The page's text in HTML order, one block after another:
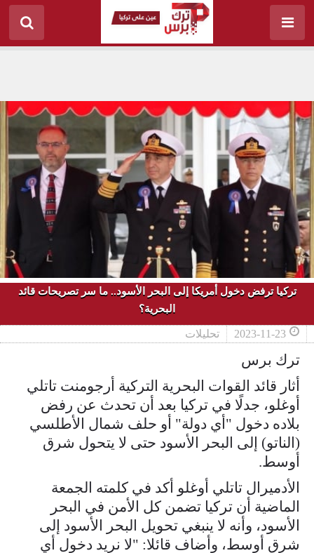
تركيا ترفض دخول أمريكا إلى البحر الأسود.. ما سر تصريحات قائد
البحرية؟
2023-11-23 تحليلات
ترك برس
أثار قائد القوات البحرية التركية أرجومنت تاتلي
أوغلو، جدلًا في تركيا بعد أن تحدث عن رفض
بلاده دخول "أي دولة" أو حلف شمال الأطلسي
(الناتو) إلى البحر الأسود حتى لا يتحول شرق
أوسط.
الأدميرال تاتلي أوغلو أكد في كلمته الجمعة
الماضية أن تركيا تضمن كل الأمن في البحر
الأسود، وأنه لا ينبغي تحويل البحر الأسود إلى
شرق أوسط، وأضاف قائلا: "لا نريد دخول أي